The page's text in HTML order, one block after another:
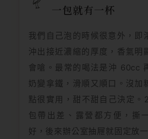
一包就有一杯
我們自己泡的時候很意外，即
沖出接近濃縮的厚度，香氣明
會嗆。最常的喝法是沖 60cc
奶變拿鐵，滑順又順口。沒加
點很實用，甜不甜自己決定。
包帶出差、露營都方便，撕
好，後來辦公室抽屜就固定放一